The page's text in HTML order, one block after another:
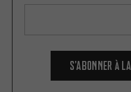
S’abonner à